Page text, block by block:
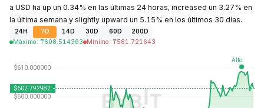
a USD ha up un 0.34% en las últimas 24 horas, increased un 3.27% en
la última semana y slightly upward un 5.15% en los últimos 30 días.
24H 7D 14D 30D 60D
200D
Máximo: ₸608.514363 Mínimo: ₸581.721643